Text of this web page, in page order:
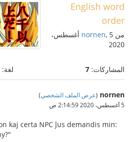
English word
order
من nornen , 5 أغسطس،
2020
المشاركات: 7 لغة:
nornen
(عرض الملف الشخصي)
5 أغسطس، 2020 2:14:59 ص
kaj certa NPC ĵus demandis min: